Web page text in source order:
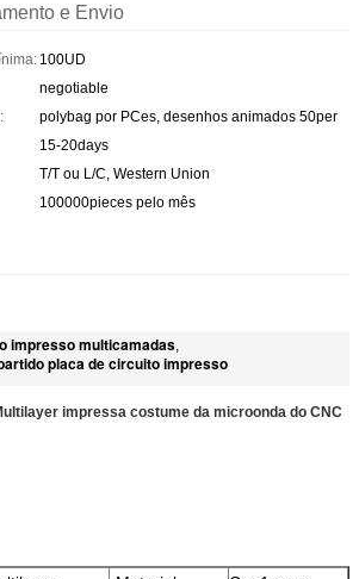
e Envio
100UD
negotiable
polybag por PCes, desenhos animados 50per
15-20days
T/T ou L/C, Western Union
100000pieces pelo mês
impresso multicamadas,
placa de circuito impresso
impressa costume da microonda do CNC